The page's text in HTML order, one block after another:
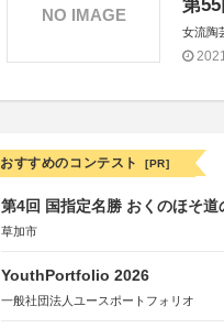
第
女流陶
NO IMAGE
おすすめのコンテスト [PR]
第4回 国指定名勝 おくのほそ
草加市
YouthPortfolio 2026
一般社団法人ユースポートフォリオ